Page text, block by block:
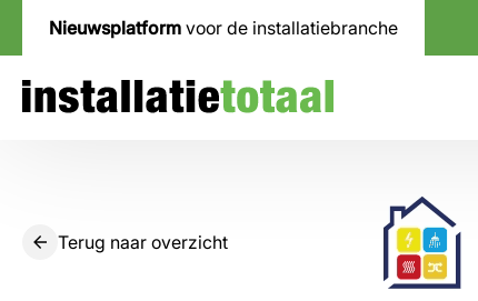
Nieuwsplatform voor de installatiebranche
Terug naar overzicht